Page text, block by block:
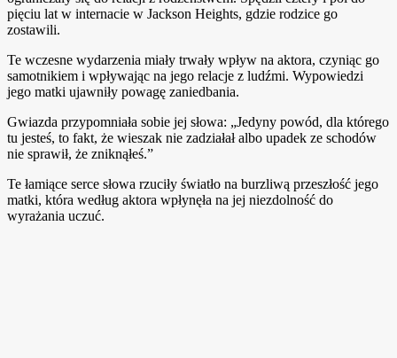
pięciu lat w internacie w Jackson Heights, gdzie rodzice go
zostawili.
Te wczesne wydarzenia miały trwały wpływ na aktora, czyniąc go
samotnikiem i wpływając na jego relacje z ludźmi. Wypowiedzi
jego matki ujawniły powagę zaniedbania.
Gwiazda przypomniała sobie jej słowa: „Jedyny powód, dla którego
tu jesteś, to fakt, że wieszak nie zadziałał albo upadek ze schodów
nie sprawił, że zniknąłeś.”
Te łamiące serce słowa rzuciły światło na burzliwą przeszłość jego
matki, która według aktora wpłynęła na jej niezdolność do
wyrażania uczuć.